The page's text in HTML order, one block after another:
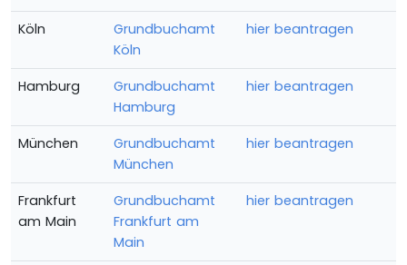
Köln
Grundbuchamt
Köln
hier beantragen
Hamburg
Grundbuchamt
Hamburg
hier beantragen
München
Grundbuchamt
München
hier beantragen
Frankfurt
am Main
Grundbuchamt
Frankfurt am
Main
hier beantragen